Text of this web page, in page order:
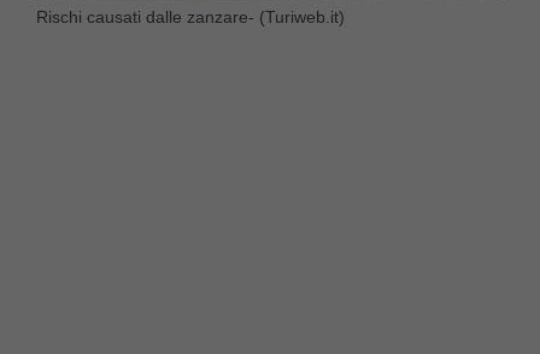
Rischi causati dalle zanzare- (Turiweb.it)